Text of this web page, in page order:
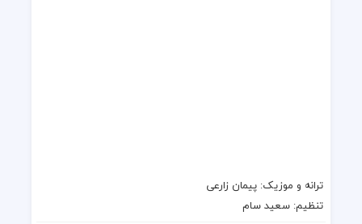
ترانه و موزیک: پیمان زارعی
تنظیم: سعید سام